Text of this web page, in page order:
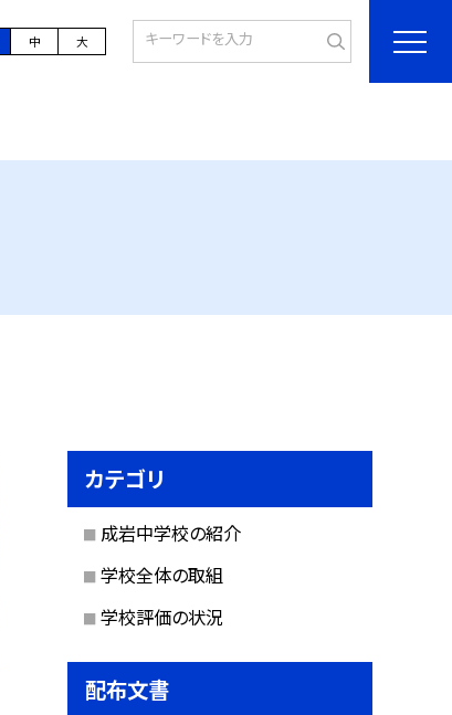
中 大
カテゴリ
成岩中学校の紹介
学校全体の取組
学校評価の状況
配布文書